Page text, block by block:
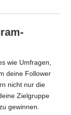
wie Umfragen,
deine Follower
nicht nur die
Zielgruppe
gewinnen.